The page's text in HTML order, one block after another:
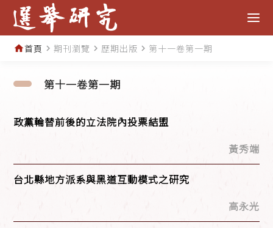
home首頁 navigate_next期刊瀏覽 navigate_next 歷期出版 navigate_next 第十一卷第一期
第十一卷第一期
政黨輪替前後的立法院內投票結盟
黃秀端
台北縣地方派系與黑道互動模式之研究
高永光